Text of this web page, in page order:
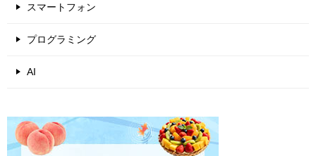
スマートフォン
プログラミング
AI